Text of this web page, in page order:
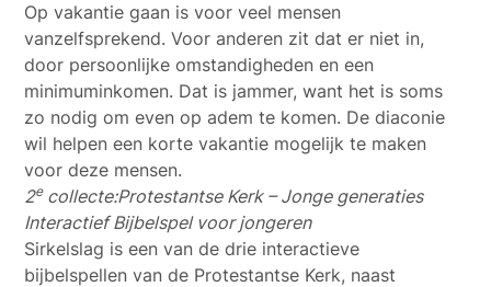
Op vakantie gaan is voor veel mensen
vanzelfsprekend. Voor anderen zit dat er niet in,
door persoonlijke omstandigheden en een
minimuminkomen. Dat is jammer, want het is soms
zo nodig om even op adem te komen. De diaconie
wil helpen een korte vakantie mogelijk te maken
voor deze mensen.
2ecollecte:Protestantse Kerk – Jonge generaties
Interactief Bijbelspel voor jongeren
Sirkelslag is een van de drie interactieve
bijbelspellen van de Protestantse Kerk, naast